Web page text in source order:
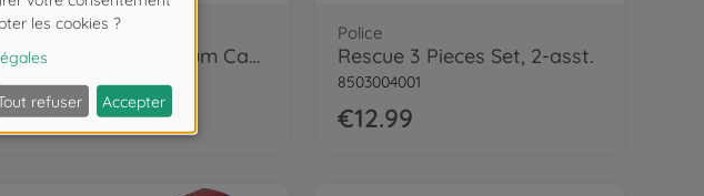
Police
Rescue World Premium Cars, 6-asst.
8503100001
€3.99
Police
Rescue 3 Pieces Set, 2-asst.
8503004001
€12.99